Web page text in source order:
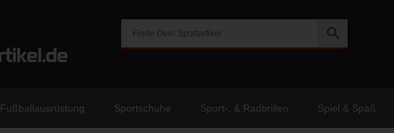
Fußballausrüstung Sportschuhe Sport-, & Radbrillen Spiel & Spaß